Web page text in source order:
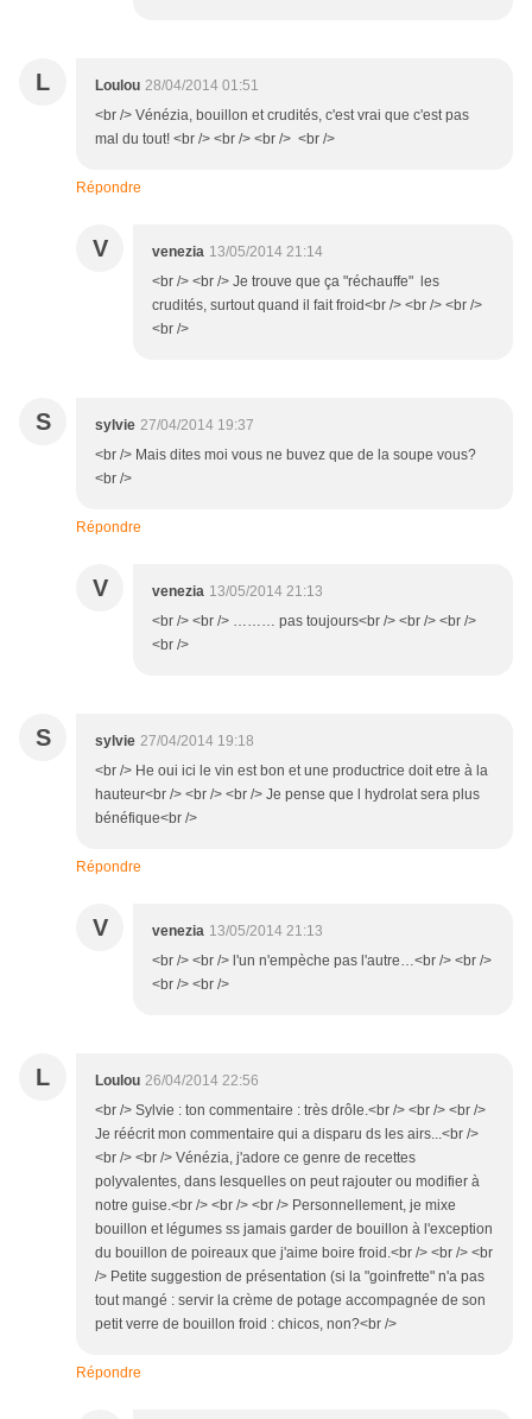
L Loulou 28/04/2014 01:51
<br /> Vénézia, bouillon et crudités, c'est vrai que c'est pas
mal du tout! <br /> <br /> <br /> <br />
Répondre
V venezia 13/05/2014 21:14
<br /> <br /> Je trouve que ça "réchauffe" les
crudités, surtout quand il fait froid<br /> <br /> <br />
<br />
S sylvie 27/04/2014 19:37
<br /> Mais dites moi vous ne buvez que de la soupe vous?
<br />
Répondre
V venezia 13/05/2014 21:13
<br /> <br /> ……… pas toujours<br /> <br /> <br />
<br />
S sylvie 27/04/2014 19:18
<br /> He oui ici le vin est bon et une productrice doit etre à la
hauteur<br /> <br /> <br /> Je pense que l hydrolat sera plus
bénéfique<br />
Répondre
V venezia 13/05/2014 21:13
<br /> <br /> l'un n'empèche pas l'autre…<br /> <br />
<br /> <br />
L Loulou 26/04/2014 22:56
<br /> Sylvie : ton commentaire : très drôle.<br /> <br /> <br />
Je réécrit mon commentaire qui a disparu ds les airs...<br />
<br /> <br /> Vénézia, j'adore ce genre de recettes
polyvalentes, dans lesquelles on peut rajouter ou modifier à
notre guise.<br /> <br /> <br /> Personnellement, je mixe
bouillon et légumes ss jamais garder de bouillon à l'exception
du bouillon de poireaux que j'aime boire froid.<br /> <br /> <br
/> Petite suggestion de présentation (si la "goinfrette" n'a pas
tout mangé : servir la crème de potage accompagnée de son
petit verre de bouillon froid : chicos, non?<br />
Répondre